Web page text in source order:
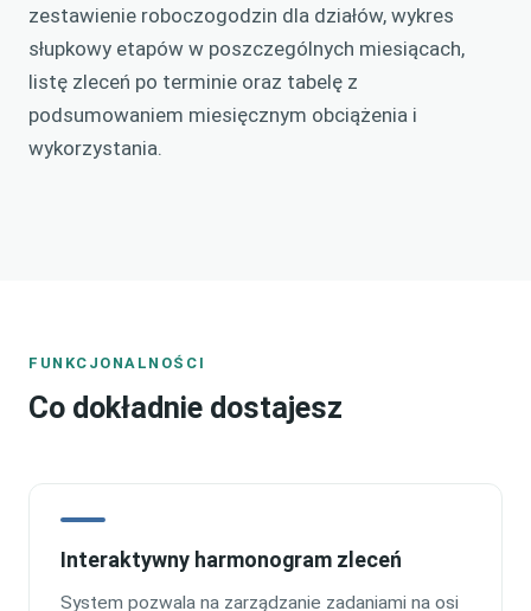
zestawienie roboczogodzin dla działów, wykres
słupkowy etapów w poszczególnych miesiącach,
listę zleceń po terminie oraz tabelę z
podsumowaniem miesięcznym obciążenia i
wykorzystania.
FUNKCJONALNOŚCI
Co dokładnie dostajesz
Interaktywny harmonogram zleceń
System pozwala na zarządzanie zadaniami na osi